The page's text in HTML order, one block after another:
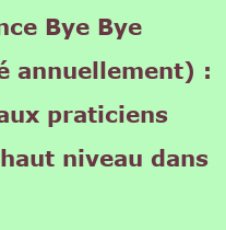
Bye Bye
annuellement) :
praticiens
niveau dans